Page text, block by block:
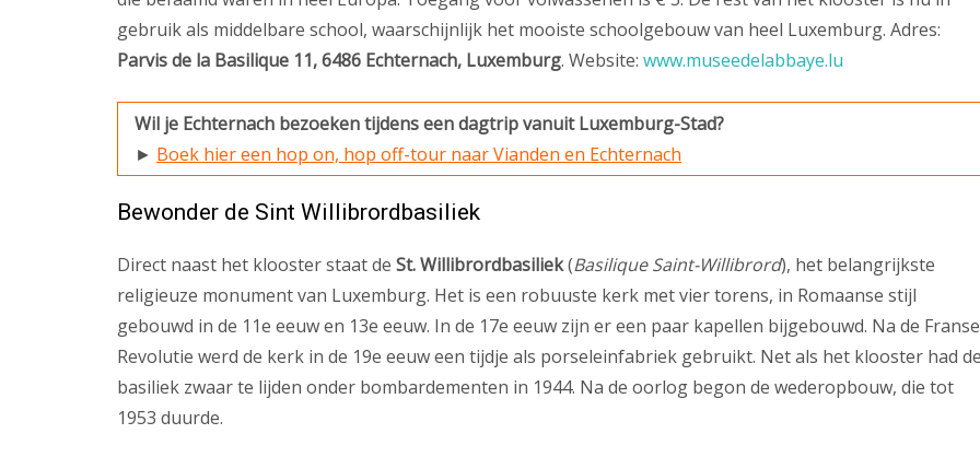
gebruik als middelbare school, waarschijnlijk het mooiste schoolgebouw van heel Luxemburg. Adres:
Parvis de la Basilique 11, 6486 Echternach, Luxemburg. Website: www.museedelabbaye.lu
Wil je Echternach bezoeken tijdens een dagtrip vanuit Luxemburg-Stad?
► Boek hier een hop on, hop off-tour naar Vianden en Echternach
Bewonder de Sint Willibrordbasiliek
Direct naast het klooster staat de St. Willibrordbasiliek(Basilique Saint-Willibrord), het belangrijkste
religieuze monument van Luxemburg. Het is een robuuste kerk met vier torens, in Romaanse stijl
gebouwd in de 11e eeuw en 13e eeuw. In de 17e eeuw zijn er een paar kapellen bijgebouwd. Na de Franse
Revolutie werd de kerk in de 19e eeuw een tijdje als porseleinfabriek gebruikt. Net als het klooster had
basiliek zwaar te lijden onder bombardementen in 1944. Na de oorlog begon de wederopbouw, die tot
1953 duurde.